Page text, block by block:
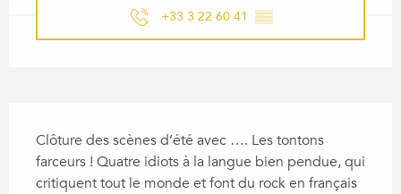
+33 3 22 60 41 ▒▒
Clôture des scènes d’été avec …. Les tontons
farceurs ! Quatre idiots à la langue bien pendue, qui
critiquent tout le monde et font du rock en français